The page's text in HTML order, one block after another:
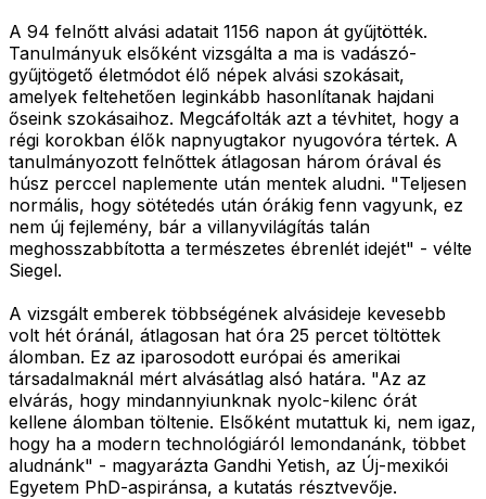
A 94 felnőtt alvási adatait 1156 napon át gyűjtötték.
Tanulmányuk elsőként vizsgálta a ma is vadászó-
gyűjtögető életmódot élő népek alvási szokásait,
amelyek feltehetően leginkább hasonlítanak hajdani
őseink szokásaihoz. Megcáfolták azt a tévhitet, hogy a
régi korokban élők napnyugtakor nyugovóra tértek. A
tanulmányozott felnőttek átlagosan három órával és
húsz perccel naplemente után mentek aludni. "Teljesen
normális, hogy sötétedés után órákig fenn vagyunk, ez
nem új fejlemény, bár a villanyvilágítás talán
meghosszabbította a természetes ébrenlét idejét" - vélte
Siegel.
A vizsgált emberek többségének alvásideje kevesebb
volt hét óránál, átlagosan hat óra 25 percet töltöttek
álomban. Ez az iparosodott európai és amerikai
társadalmaknál mért alvásátlag alsó határa. "Az az
elvárás, hogy mindannyiunknak nyolc-kilenc órát
kellene álomban töltenie. Elsőként mutattuk ki, nem igaz,
hogy ha a modern technológiáról lemondanánk, többet
aludnánk" - magyarázta Gandhi Yetish, az Új-mexikói
Egyetem PhD-aspiránsa, a kutatás résztvevője.